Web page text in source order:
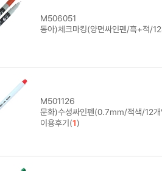
M506051
동아)체크마킹(양면싸인펜/흑+적/
M501126
문화)수성싸인펜(0.7mm/적색/12
이용후기(1)